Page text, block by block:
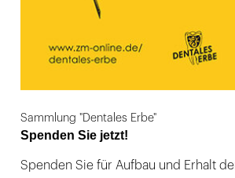
Sammlung "Dentales Erbe"
Spenden Sie jetzt!
Spenden Sie für Aufbau und Erhalt